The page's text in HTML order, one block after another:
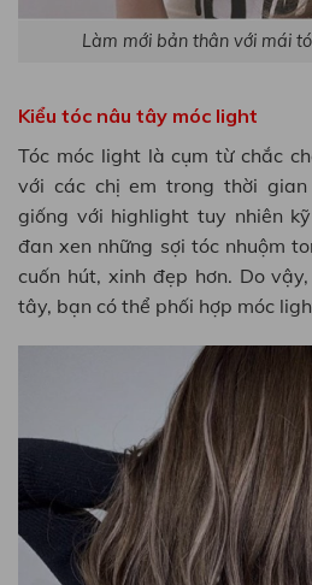
Làm mới bản thân với mái
Kiểu tóc nâu tây móc light
Tóc móc light là cụm từ chắc
với các chị em trong thời
giống với highlight tuy nhiên
đan xen những sợi tóc nhuộm
cuốn hút, xinh đẹp hơn. Do
tây, bạn có thể phối hợp móc